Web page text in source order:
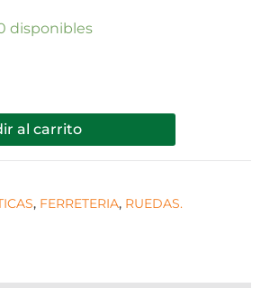
disponibles
al carrito
, FERRETERIA, RUEDAS.